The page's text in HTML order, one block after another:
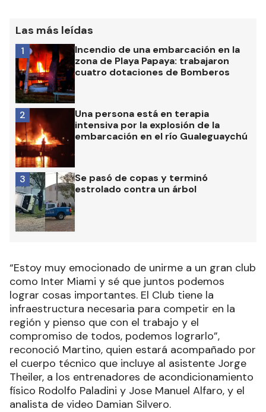
Las más leídas
Incendio de una embarcación en la
zona de Playa Papaya: trabajaron
cuatro dotaciones de Bomberos
1
Una persona está en terapia
intensiva por la explosión de la
embarcación en el río Gualeguaychú
2
Se pasó de copas y terminó
estrolado contra un árbol
3
“Estoy muy emocionado de unirme a un gran club
como Inter Miami y sé que juntos podemos
lograr cosas importantes. El Club tiene la
infraestructura necesaria para competir en la
región y pienso que con el trabajo y el
compromiso de todos, podemos lograrlo”,
reconoció Martino, quien estará acompañado por
el cuerpo técnico que incluye al asistente Jorge
Theiler, a los entrenadores de acondicionamiento
físico Rodolfo Paladini y Jose Manuel Alfaro, y el
analista de video Damian Silvero.